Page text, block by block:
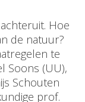
Hoe
de natuur?
te
Soons (UU),
Schouten
prof.